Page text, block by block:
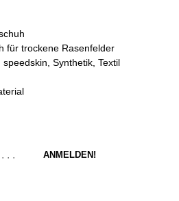
für trockene Rasenfelder
Synthetik, Textil